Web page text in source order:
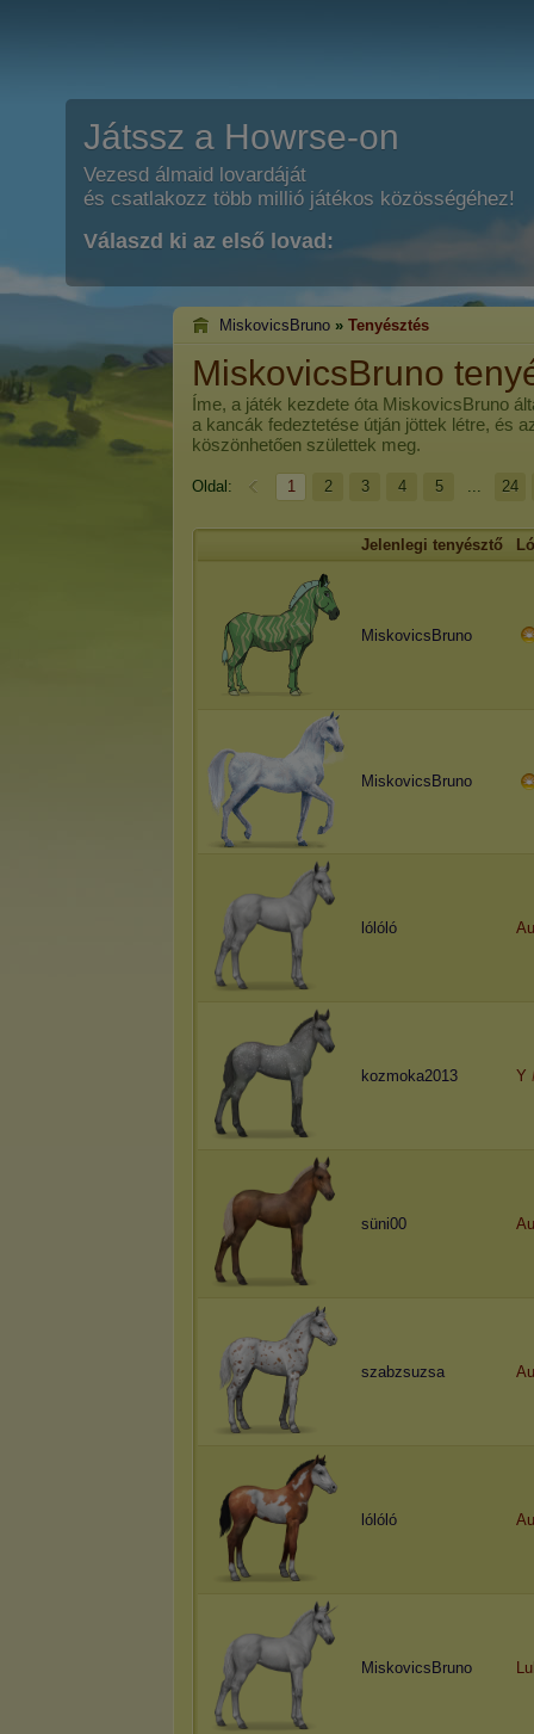
Játssz a Howrse-on
Vezesd álmaid lovardáját
és csatlakozz több millió játékos közösségéhez!
Válaszd ki az első lovad:
MiskovicsBruno » Tenyésztés
MiskovicsBruno
Íme, a játék kezdete óta MiskovicsBruno
a kancák fedeztetése útján jöttek létre, és
köszönhetően születtek meg.
Oldal: 1 2 3 4 5 ... 24
Jelenlegi tenyésztő Ló
MiskovicsBruno
MiskovicsBruno
lólóló
kozmoka2013 Y
süni00
szabzsuzsa
lólóló
MiskovicsBruno